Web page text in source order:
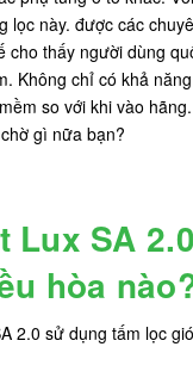
lọc này. được các
cho thấy người dùng
Không chỉ có khả
so với khi vào
gì nữa bạn?
Lux SA
hòa
2.0 sử dụng tấm lọc